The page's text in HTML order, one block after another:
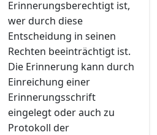
Erinnerungsberechtigt ist,
wer durch diese
Entscheidung in seinen
Rechten beeinträchtigt ist.
Die Erinnerung kann durch
Einreichung einer
Erinnerungsschrift
eingelegt oder auch zu
Protokoll der